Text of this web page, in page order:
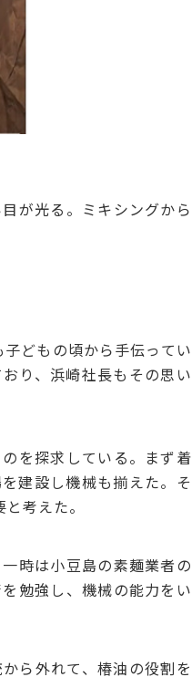
が光る。ミキシングから
どもの頃から手伝ってい
り、浜崎社長もその思い
を探求している。まず着
建設し機械も揃えた。そ
考えた。
時は小豆島の素麺業者の
勉強し、機械の能力をい
ら外れて、椿油の役割を